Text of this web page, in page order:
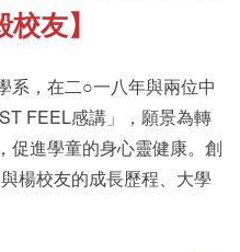
友】
系，在二○一八年與兩位中
FEEL感講」，願景為轉
促進學童的身心靈健康。創
楊校友的成長歷程、大學